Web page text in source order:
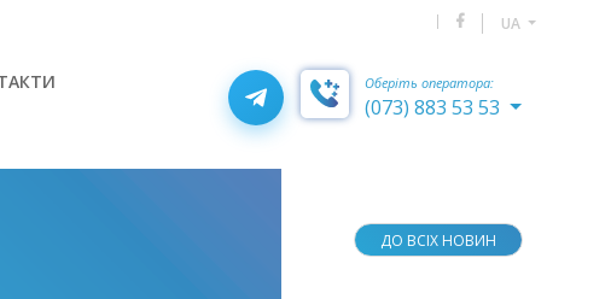
UA
Оберіть оператора:
(073) 883 53 53
ДО ВСІХ НОВИН